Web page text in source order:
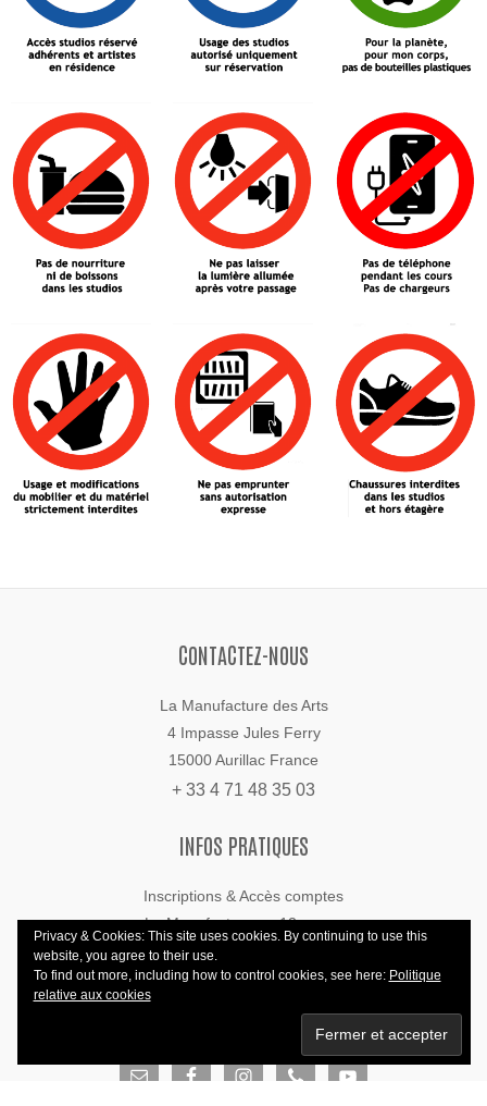
CONTACTEZ-NOUS
La Manufacture des Arts
4 Impasse Jules Ferry
15000 Aurillac France
+ 33 4 71 48 35 03
INFOS PRATIQUES
Inscriptions & Accès comptes
La Manufacture en 12 pages
Règlement d’usage
Référentiel pédagogique
Privacy & Cookies: This site uses cookies. By continuing to use this
website, you agree to their use.
To find out more, including how to control cookies, see here: Politique
relative aux cookies